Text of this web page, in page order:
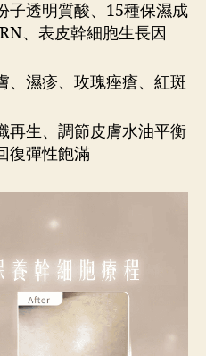
子透明質酸、15種保濕成
、表皮幹細胞生長因
、濕疹、玫瑰痤瘡、紅斑
再生、調節皮膚水油平衡
復彈性飽滿